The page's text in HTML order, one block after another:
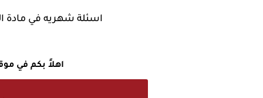
اسئلة شهريه في مادة
اهلاً بكم في